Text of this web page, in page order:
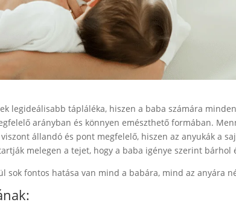
legideálisabb tápláléka, hiszen a baba számára
arányban és könnyen emészthető formában.
állandó és pont megfelelő, hiszen az anyukák a
melegen a tejet, hogy a baba igénye szerint bárhol
sok fontos hatása van mind a babára, mind az anyára